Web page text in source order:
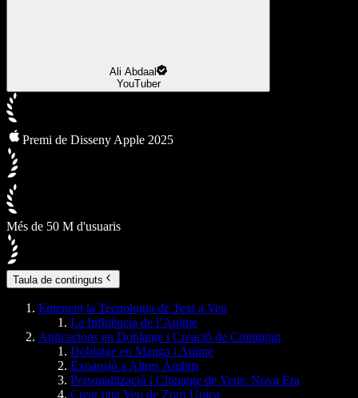
Ali Abdaal
YouTuber
Premi de Disseny Apple 2025
Més de 50 M d'usuaris
Taula de continguts
Entenent la Tecnologia de Text a Veu
La Influència de l’Anime
Aplicacions en Doblatge i Creació de Contingut
Doblatge en Manga i Anime
Expansió a Altres Àmbits
Personalització i Clonatge de Veus: Nova Era
Crear una Veu de Zoro Única